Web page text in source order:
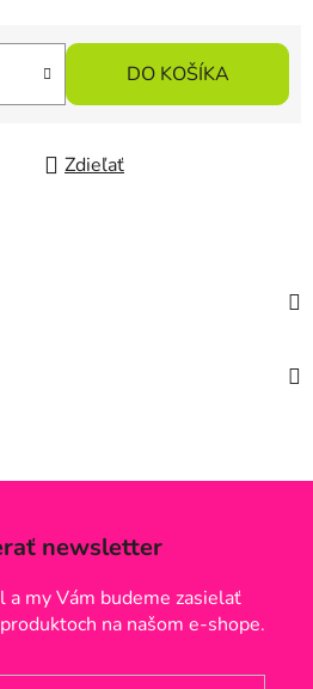
DO KOŠÍKA
Zdieľať
newsletter
my Vám budeme zasielať
na našom e-shope.